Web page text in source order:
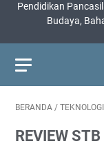
Pendidikan
Budaya,
BERANDA / TEKNOLOGI
REVIEW